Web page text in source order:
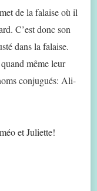
de la falaise où il
C’est donc son
dans la falaise.
même leur
conjugués: Ali-
et Juliette!